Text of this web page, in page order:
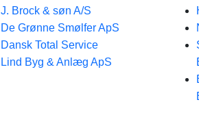
J. Brock & søn A/S
De Grønne Smølfer ApS
Dansk Total Service
Lind Byg & Anlæg ApS